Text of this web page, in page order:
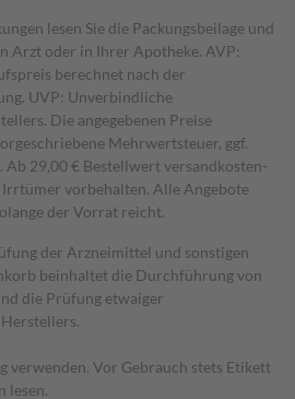
lesen Sie die Packungsbeilage und
Arzt oder in Ihrer Apotheke. AVP:
berechnet nach der
UVP: Unverbindliche
Die angegebenen Preise
Mehrwertsteuer, ggf.
Ab 29,00 € Bestell­wert versand­kosten­
vorbehalten. Alle Angebote
der Vorrat reicht.
der Arzneimittel und sonstigen
beinhaltet die Durchführung von
die Prüfung etwaiger
verwenden. Vor Gebrauch stets Etikett
lesen.